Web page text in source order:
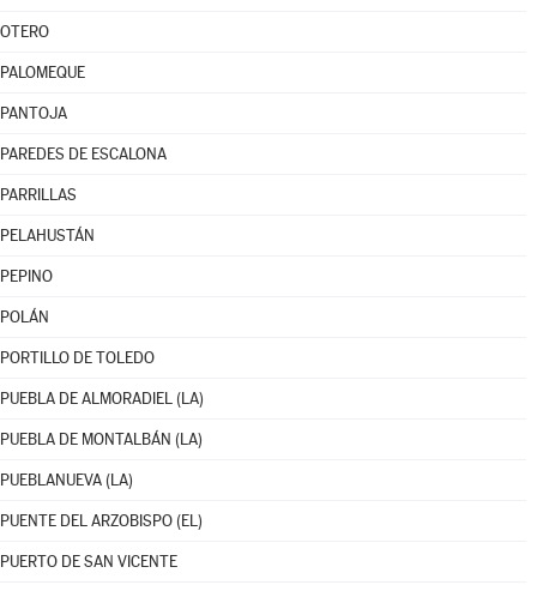
OTERO
PALOMEQUE
PANTOJA
PAREDES DE ESCALONA
PARRILLAS
PELAHUSTÁN
PEPINO
POLÁN
PORTILLO DE TOLEDO
PUEBLA DE ALMORADIEL (LA)
PUEBLA DE MONTALBÁN (LA)
PUEBLANUEVA (LA)
PUENTE DEL ARZOBISPO (EL)
PUERTO DE SAN VICENTE